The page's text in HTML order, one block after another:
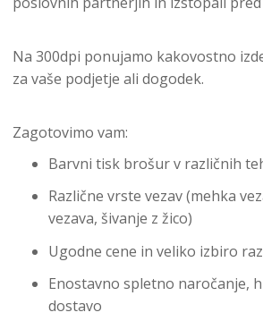
Na 300dpi ponujamo kakovostno
za vaše podjetje ali dogodek.
Zagotovimo vam:
Barvni tisk brošur v različnih
Različne vrste vezav (mehka
vezava, šivanje z žico)
Ugodne cene in veliko izbiro
Enostavno spletno naročanje,
dostavo